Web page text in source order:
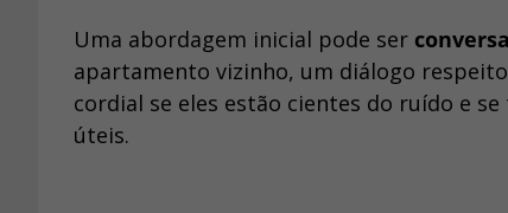
Uma abordagem inicial pode ser
apartamento vizinho, um diálogo
cordial se eles estão cientes do ruído e
úteis.